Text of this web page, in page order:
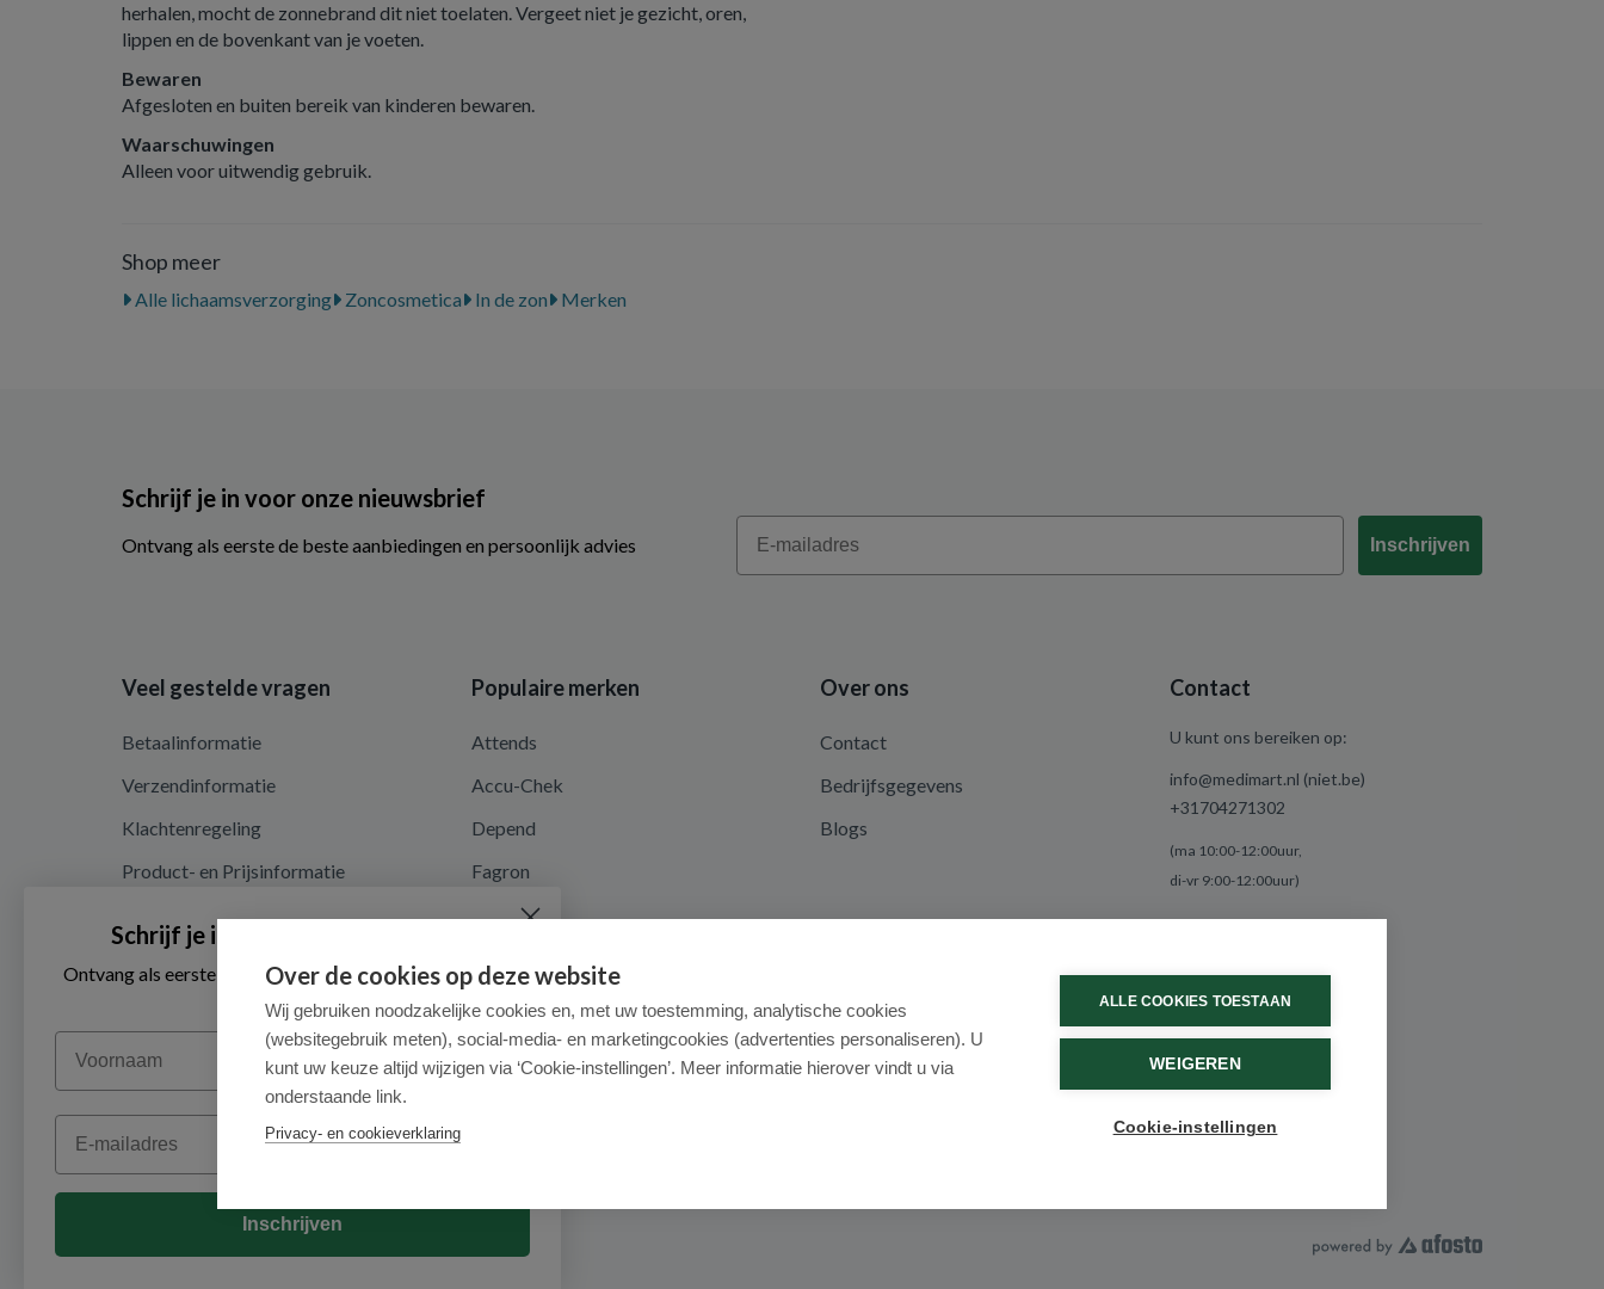
herhalen, mocht de zonnebrand dit niet toelaten. Vergeet niet je gezicht, oren,
lippen en de bovenkant van je voeten.
Bewaren
Afgesloten en buiten bereik van kinderen bewaren.
Waarschuwingen
Alleen voor uitwendig gebruik.
Shop meer
Alle lichaamsverzorging Zoncosmetica In de zon Merken
Schrijf je in voor onze nieuwsbrief
Ontvang als eerste de beste aanbiedingen en persoonlijk advies
Email
Inschrijven
Veel gestelde vragen
Betaalinformatie
Verzendinformatie
Klachtenregeling
Product- en Prijsinformatie
Recalls en terugroepacties
Algemene voorwaarden
Privacy en cookieverklaring
Populaire merken
Attends
Accu-Chek
Depend
Fagron
Nutricia
Over ons
Contact
Bedrijfsgegevens
Blogs
Contact
U kunt ons bereiken op:
info@medimart.nl (niet.be)
+31704271302
(ma 10:00-12:00uur,
di-vr 9:00-12:00uur)
Over de cookies op deze website
Wij gebruiken noodzakelijke cookies en, met uw toestemming, analytische cookies
(websitegebruik meten), social-media- en marketingcookies (advertenties personaliseren). U
kunt uw keuze altijd wijzigen via ‘Cookie-instellingen’. Meer informatie hierover vindt u via
onderstaande link.
Privacy- en cookieverklaring
ALLE COOKIES TOESTAAN
WEIGEREN
Cookie-instellingen
Schrijf je in voor onze nieuwsbrief
Ontvang als eerste de beste aanbiedingen en persoonlijk
Voornaam
Email
Inschrijven